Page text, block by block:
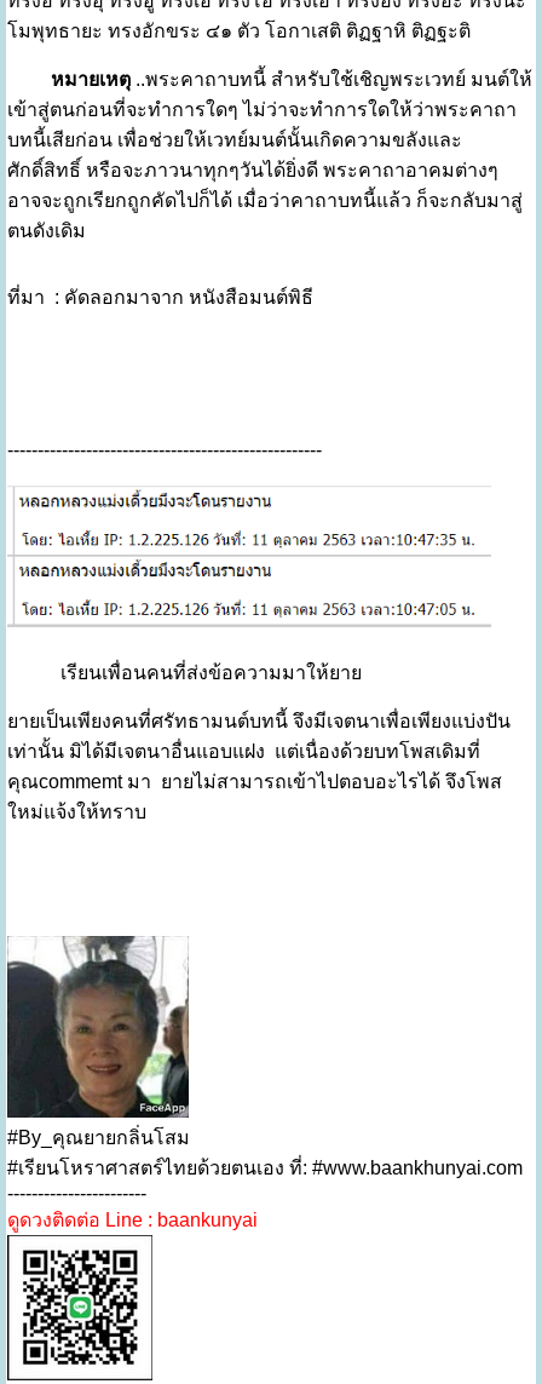
โมพุทธายะ ทรงอักขระ ๔๑ ตัว โอกาเสติ ติฏฐาหิ ติฏฐะติ
หมายเหตุ ..พระคาถาบทนี้ สำหรับใช้เชิญพระเวทย์ มนต์ให้
เข้าสู่ตนก่อนที่จะทำการใดๆ ไม่ว่าจะทำการใดให้ว่าพระคาถา
บทนี้เสียก่อน เพื่อช่วยให้เวทย์มนต์นั้นเกิดความขลังและ
ศักดิ์สิทธิ์ หรือจะภาวนาทุกๆวันได้ยิ่งดี พระคาถาอาคมต่างๆ
อาจจะถูกเรียกถูกคัดไปก็ได้ เมื่อว่าคาถาบทนี้แล้ว ก็จะกลับมาสู่
ตนดังเดิม
ที่มา : คัดลอกมาจาก หนังสือมนต์พิธี
----------------------------------------------------
เรียนเพื่อนคนที่ส่งข้อความมาให้ยาย
ยายเป็นเพียงคนที่ศรัทธามนต์บทนี้ จึงมีเจตนาเพื่อเพียงแบ่งปัน
เท่านั้น มิได้มีเจตนาอื่นแอบแฝง แต่เนื่องด้วยบทโพสเดิมที่
คุณcommemt มา ยายไม่สามารถเข้าไปตอบอะไรได้ จึงโพส
ใหม่แจ้งให้ทราบ
#By_คุณยายกลิ่นโสม
#เรียนโหราศาสตร์ไทยด้วยตนเอง ที่: #www.baankhunyai.com
-----------------------
ดูดวงติดต่อ Line : baankunyai